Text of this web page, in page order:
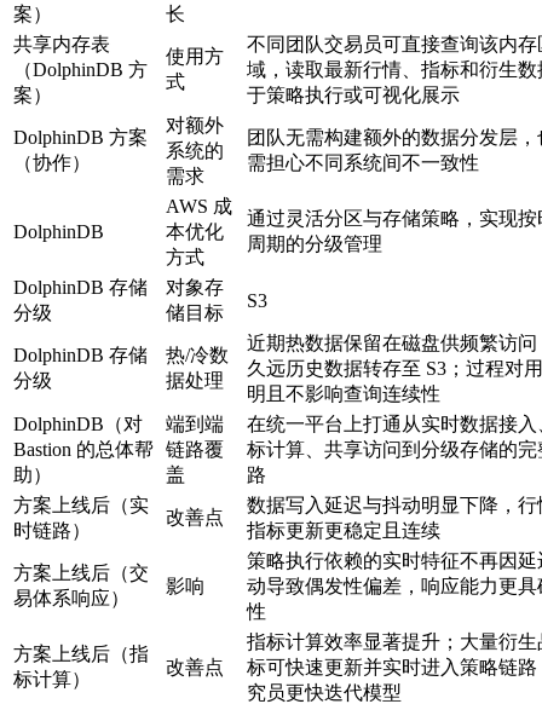
案）
长
共享内存表
（DolphinDB 方
案）
使用方
式
不同团队交易员可直接查询该内存
域，读取最新行情、指标和衍生数
于策略执行或可视化展示
DolphinDB 方案
（协作）
对额外
系统的
需求
团队无需构建额外的数据分发层，
需担心不同系统间不一致性
DolphinDB
AWS 成
本优化
方式
通过灵活分区与存储策略，实现按
周期的分级管理
DolphinDB 存储
分级
对象存
储目标
S3
DolphinDB 存储
分级
热/冷数
据处理
近期热数据保留在磁盘供频繁访问
久远历史数据转存至 S3；过程对
明且不影响查询连续性
DolphinDB（对
Bastion 的总体帮
助）
端到端
链路覆
盖
在统一平台上打通从实时数据接入
标计算、共享访问到分级存储的完
路
方案上线后（实
时链路）
改善点
数据写入延迟与抖动明显下降，行
指标更新更稳定且连续
方案上线后（交
易体系响应）
影响
策略执行依赖的实时特征不再因延
动导致偶发性偏差，响应能力更具
性
方案上线后（指
标计算）
改善点
指标计算效率显著提升；大量衍生
标可快速更新并实时进入策略链路
究员更快迭代模型